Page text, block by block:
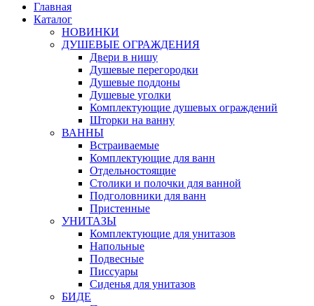
Главная
Каталог
НОВИНКИ
ДУШЕВЫЕ ОГРАЖДЕНИЯ
Двери в нишу
Душевые перегородки
Душевые поддоны
Душевые уголки
Комплектующие душевых ограждений
Шторки на ванну
ВАННЫ
Встраиваемые
Комплектующие для ванн
Отдельностоящие
Столики и полочки для ванной
Подголовники для ванн
Пристенные
УНИТАЗЫ
Комплектующие для унитазов
Напольные
Подвесные
Писсуары
Сиденья для унитазов
БИДЕ